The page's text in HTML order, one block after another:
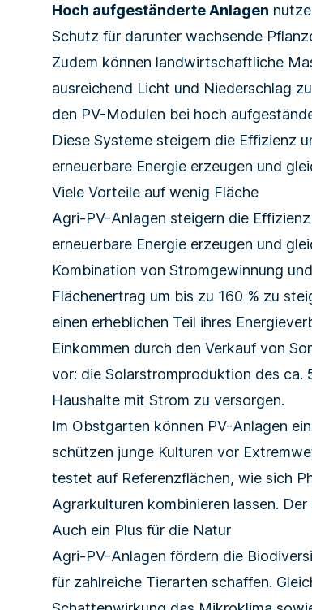
Hoch aufgeständerte Anlagen
Schutz für darunter wachsende
Zudem können land­wirt­schaft­liche
ausreichend Licht und Niederschlag
den PV-Modulen bei hoch
Diese Systeme steigern die Effizienz
erneuerbare Energie erzeugen und
Viele Vorteile auf wenig Fläche
Agri-PV-Anlagen steigern die
erneuerbare Energie erzeugen und
Kombination von Strom­gewinnung
Flächenertrag um bis zu 160 % zu
einen erheblichen Teil ihres
Einkommen durch den Verkauf von
vor: die Solarstromproduktion des ca.
Haushalte mit Strom zu versorgen.
Im Obstgarten können PV-Anlagen
schützen junge Kulturen vor
testet auf Referenzflächen, wie sich
Agrarkulturen kombinieren lassen.
Auch ein Plus für die Natur
Agri-PV-Anlagen fördern die
für zahlreiche Tierarten schaffen.